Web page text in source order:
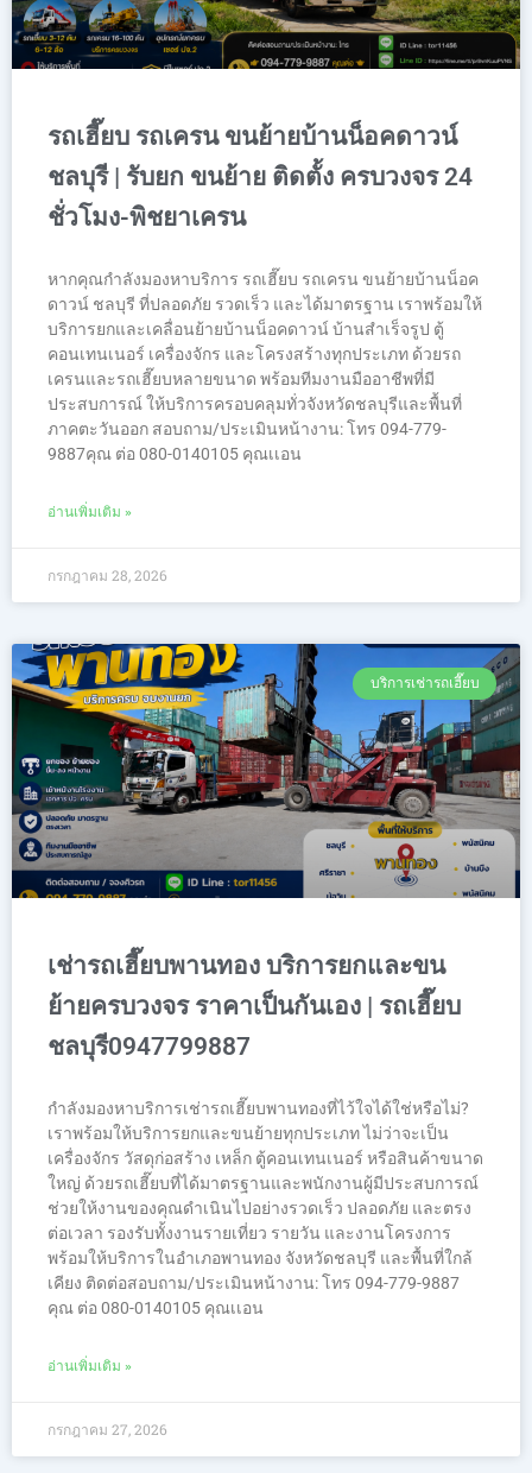
รถเฮี๊ยบ รถเครน ขนย้ายบ้านน็อคดาวน์
ชลบุรี | รับยก ขนย้าย ติดตั้ง ครบวงจร 24
ชั่วโมง-พิชยาเครน
หากคุณกำลังมองหาบริการ รถเฮี๊ยบ รถเครน ขนย้ายบ้านน็อค
ดาวน์ ชลบุรี ที่ปลอดภัย รวดเร็ว และได้มาตรฐาน เราพร้อมให้
บริการยกและเคลื่อนย้ายบ้านน็อคดาวน์ บ้านสำเร็จรูป ตู้
คอนเทนเนอร์ เครื่องจักร และโครงสร้างทุกประเภท ด้วยรถ
เครนและรถเฮี๊ยบหลายขนาด พร้อมทีมงานมืออาชีพที่มี
ประสบการณ์ ให้บริการครอบคลุมทั่วจังหวัดชลบุรีและพื้นที่
ภาคตะวันออก สอบถาม/ประเมินหน้างาน: โทร 094-779-
9887คุณ ต่อ 080-0140105 คุณเเอน
อ่านเพิ่มเติม »
กรกฎาคม 28, 2026
บริการเช่ารถเฮี๊ยบ
เช่ารถเฮี๊ยบพานทอง บริการยกและขน
ย้ายครบวงจร ราคาเป็นกันเอง | รถเฮี๊ยบ
ชลบุรี0947799887
กำลังมองหาบริการเช่ารถเฮี๊ยบพานทองที่ไว้ใจได้ใช่หรือไม่?
เราพร้อมให้บริการยกและขนย้ายทุกประเภท ไม่ว่าจะเป็น
เครื่องจักร วัสดุก่อสร้าง เหล็ก ตู้คอนเทนเนอร์ หรือสินค้าขนาด
ใหญ่ ด้วยรถเฮี๊ยบที่ได้มาตรฐานและพนักงานผู้มีประสบการณ์
ช่วยให้งานของคุณดำเนินไปอย่างรวดเร็ว ปลอดภัย และตรง
ต่อเวลา รองรับทั้งงานรายเที่ยว รายวัน และงานโครงการ
พร้อมให้บริการในอำเภอพานทอง จังหวัดชลบุรี และพื้นที่ใกล้
เคียง ติดต่อสอบถาม/ประเมินหน้างาน: โทร 094-779-9887
คุณ ต่อ 080-0140105 คุณเเอน
อ่านเพิ่มเติม »
กรกฎาคม 27, 2026